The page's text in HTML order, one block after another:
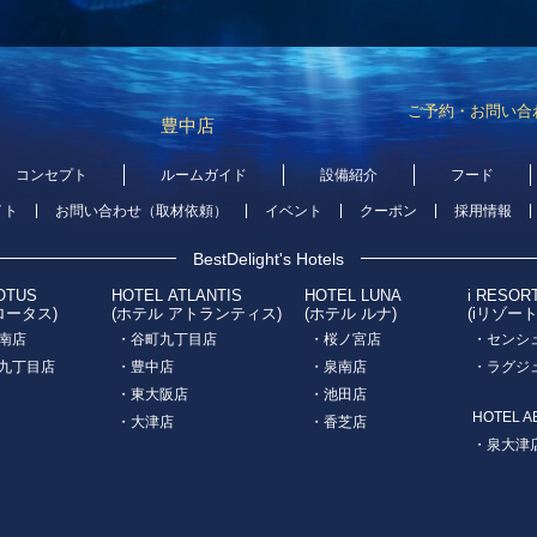
豊中店
ご予約・お問い合
コンセプト ルームガイド 設備紹介 フード
お問い合わせ（取材依頼） イベント クーポン 採用情報
BestDelight's Hotels
ータス)
店
丁目店
HOTEL ATLANTIS
(ホテル アトランティス)
・谷町九丁目店
・豊中店
・東大阪店
・大津店
HOTEL LUNA
(ホテル ルナ)
・桜ノ宮店
・泉南店
・池田店
・香芝店
i
(iリゾー
・センシ
・ラグジ
HOTEL
・泉大津